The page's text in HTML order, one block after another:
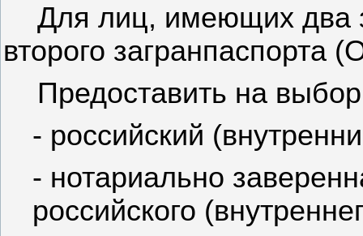
Для лиц, имеющих два
второго
Предоставить на
- российский
- нотариально
российского